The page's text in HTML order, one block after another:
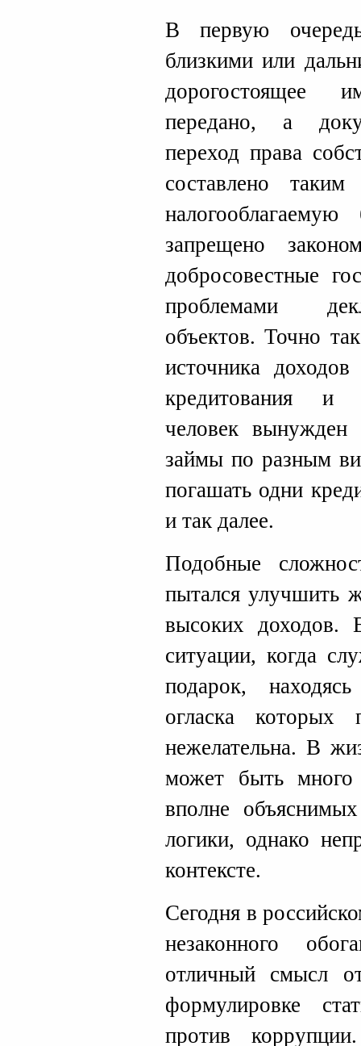
В первую
близкими или
дорогостоящее
передано, а
переход права
составлено
запрещено
добросовестные
проблемами
объектов. Точно
источника
кредитования и
человек вынужден
займы по разным
погашать одни
и так далее.
Подобные
пытался улучшить
высоких доходов.
ситуации, когда
подарок,
огласка которых
нежелательна. В
может быть много
вполне
логики, однако
контексте.
Сегодня в
незаконного
отличный смысл
формулировке
против